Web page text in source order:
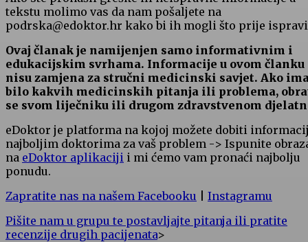
tekstu molimo vas da nam pošaljete na
podrska@edoktor.hr kako bi ih mogli što prije
Ovaj članak je namijenjen samo informativnim i
edukacijskim svrhama. Informacije u ovom članku
nisu zamjena za stručni medicinski savjet. Ako
bilo kakvih medicinskih pitanja ili problema,
se svom liječniku ili drugom zdravstvenom
eDoktor je platforma na kojoj možete dobiti
najboljim doktorima za vaš problem -> Ispunite
na eDoktor aplikaciji i mi ćemo vam pronaći najbolju
ponudu.
Zapratite nas na našem Facebooku
Instagramu
Pišite nam u grupu te postavljajte pitanja ili pratite
recenzije drugih pacijenata>